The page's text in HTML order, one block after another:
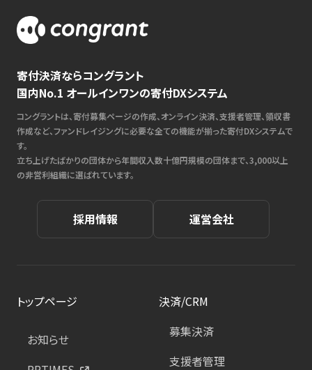
寄付決済ならコングラント
国内No.1 オールインワンの寄付DXシステム
コングラントは、寄付募集ページの作成、オンライン決済、支援者管理、領収書
作成など、ファンドレイジングに必要な全ての機能が揃った寄付DXシステムで
す。
立ち上げたばかりの団体から年間収入数十億円規模の団体まで、3,000以上
の非営利組織に選ばれています。
採用情報 運営会社
トップページ
お知らせ
決済/CRM
募集決済
支援者管理